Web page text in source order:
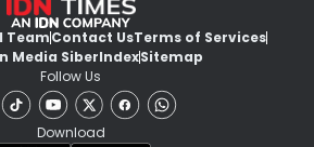
TeamContact UsTerms of Services
Media SiberIndexSitemap
Follow Us
Download